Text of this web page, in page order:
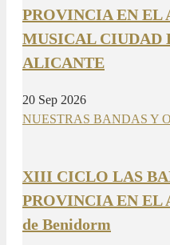
PROVINCIA EN EL
MUSICAL CIUDAD
ALICANTE
20 Sep 2026
NUESTRAS BANDAS Y
XIII CICLO LAS
PROVINCIA EN EL
de Benidorm